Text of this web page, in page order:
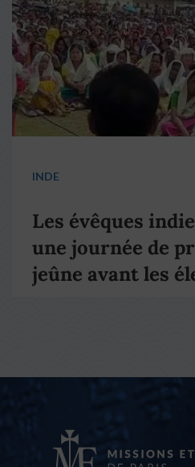
INDE
Les évêques
une journée de
jeûne avant les